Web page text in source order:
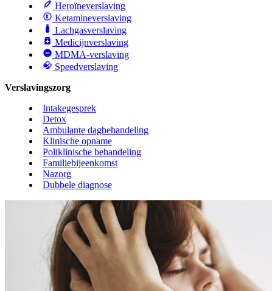
Heroïneverslaving
Ketamineverslaving
Lachgasverslaving
Medicijnverslaving
MDMA-verslaving
Speedverslaving
Verslavingszorg
Intakegesprek
Detox
Ambulante dagbehandeling
Klinische opname
Poliklinische behandeling
Familiebijeenkomst
Nazorg
Dubbele diagnose